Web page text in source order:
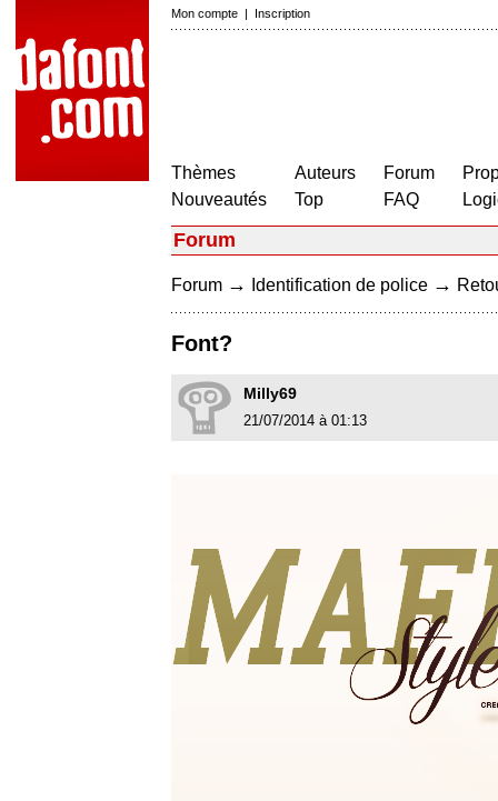
Mon compte | Inscription
Thèmes
Nouveautés
Auteurs
Top
Forum
FAQ
Forum
Forum → Identification de police →
Font?
Milly69
21/07/2014 à 01:13